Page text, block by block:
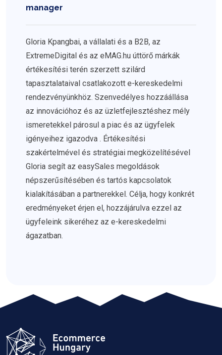
manager
Gloria Kpangbai, a vállalati és a B2B, az
ExtremeDigital és az eMAG.hu úttörő márkák
értékesítési terén szerzett szilárd
tapasztalataival csatlakozott e-kereskedelmi
rendezvényünkhöz. Szenvedélyes hozzáállása
az innovációhoz és az üzletfejlesztéshez mély
ismeretekkel párosul a piac és az ügyfelek
igényeihez igazodva . Értékesítési
szakértelmével és stratégiai megközelítésével
Gloria segít az easySales megoldások
népszerűsítésében és tartós kapcsolatok
kialakításában a partnerekkel. Célja, hogy konkrét
eredményeket érjen el, hozzájárulva ezzel az
ügyfeleink sikeréhez az e-kereskedelmi
ágazatban.